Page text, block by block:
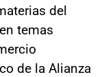
del
temas
de la Alianza